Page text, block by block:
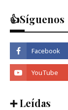
👍Síguenos
➕ Leídas